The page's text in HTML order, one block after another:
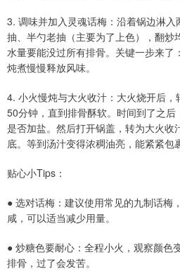
3. 调味并加入灵魂话梅：沿着锅边淋
抽、半勺老抽（主要为了上色），翻炒
水量要能没过所有排骨。关键一步来了
炖煮慢慢释放风味。
4. 小火慢炖与大火收汁：大火烧开后
50分钟，直到排骨酥软。时间到了之
是否加盐。然后打开锅盖，转为大火收
底。等到汤汁变得浓稠油亮，能紧紧包
贴心小Tips：
● 选对话梅：建议使用常见的九制话梅
咸，可以适当减少用量。
● 炒糖色要耐心：全程小火，观察颜色
排骨，过了会发苦。